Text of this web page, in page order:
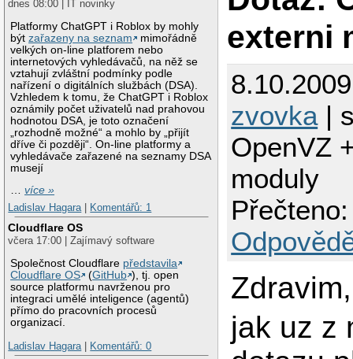
dnes 08:00 | IT novinky
Platformy ChatGPT i Roblox by mohly
býtzařazeny na seznam
mimořádně
velkých on-line platforem nebo
internetových vyhledávačů, na něž se
vztahují zvláštní podmínky podle
nařízení o digitálních službách (DSA).
Vzhledem k tomu, že ChatGPT i Roblox
oznámily počet uživatelů nad prahovou
hodnotou DSA, je toto označení
„rozhodně možné“ a mohlo by „přijít
dříve či později“. On-line platformy a
vyhledávače zařazené na seznamy DSA
musejí
…více »
Ladislav Hagara
Komentářů: 1
Cloudflare OS
včera 17:00 | Zajímavý software
Společnost Cloudflare představila
Cloudflare OS
(GitHub ), tj. open
source platformu navrženou pro
integraci umělé inteligence (agentů)
přímo do pracovních procesů
organizací.
Ladislav Hagara
Komentářů: 0
externi
zvovka|
OpenVZ
moduly
Zdravim,
jak uz z